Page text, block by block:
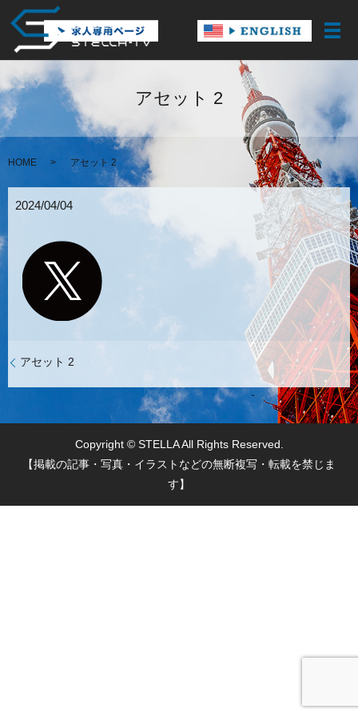
メ
アセット 2
HOME アセット 2
2024/04/04
アセット 2
Copyright © STELLA All Rights Reserved.
【掲載の記事・写真・イラストなどの無断複写・転載を禁じま
す】